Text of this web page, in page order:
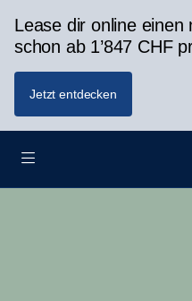
Lease dir online einen
schon ab 1’847 CHF
Jetzt entdecken